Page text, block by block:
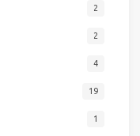
2
2
4
19
1